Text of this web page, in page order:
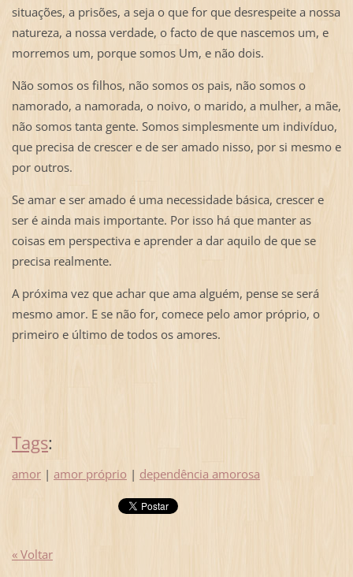
situações, a prisões, a seja o que for que desrespeite a nossa
natureza, a nossa verdade, o facto de que nascemos um, e
morremos um, porque somos Um, e não dois.
Não somos os filhos, não somos os pais, não somos o
namorado, a namorada, o noivo, o marido, a mulher, a mãe,
não somos tanta gente. Somos simplesmente um indivíduo,
que precisa de crescer e de ser amado nisso, por si mesmo e
por outros.
Se amar e ser amado é uma necessidade básica, crescer e
ser é ainda mais importante. Por isso há que manter as
coisas em perspectiva e aprender a dar aquilo de que se
precisa realmente.
A próxima vez que achar que ama alguém, pense se será
mesmo amor. E se não for, comece pelo amor próprio, o
primeiro e último de todos os amores.
Tags:
amor | amor próprio | dependência amorosa
« Voltar